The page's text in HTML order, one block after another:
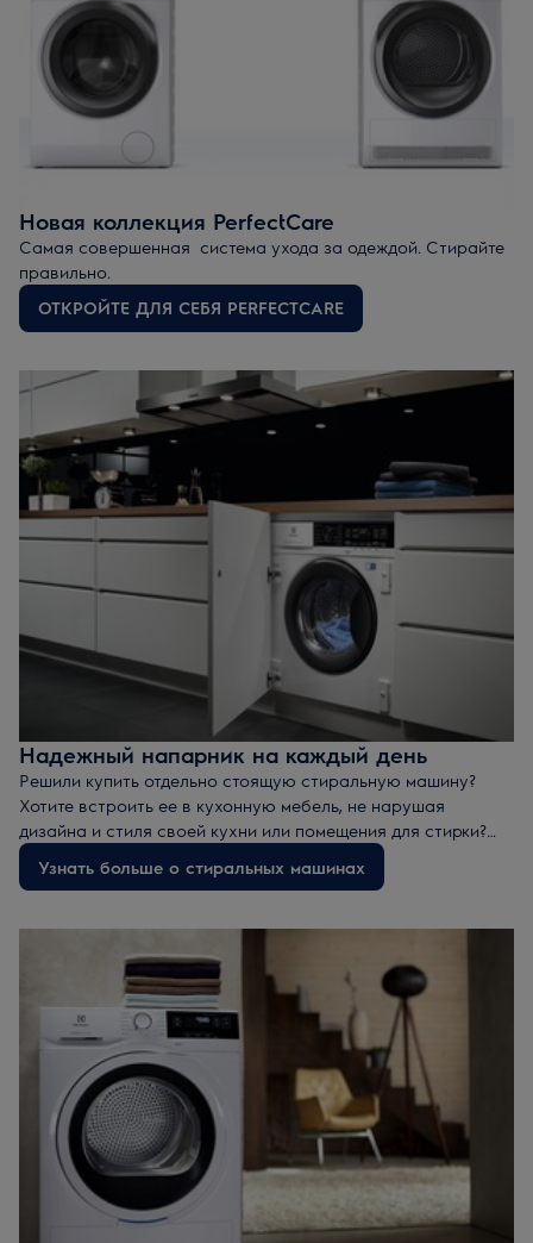
Новая коллекция PerfectCare
Самая совершенная система ухода за одеждой. Стирайте
правильно.
ОТКРОЙТЕ ДЛЯ СЕБЯ PERFECTCARE
Надежный напарник на каждый день
Решили купить отдельно стоящую стиральную машину?
Хотите встроить ее в кухонную мебель, не нарушая
дизайна и стиля своей кухни или помещения для стирки?
Мы поможем вам найти идеальную стиральную машину.
Узнать больше о стиральных машинах